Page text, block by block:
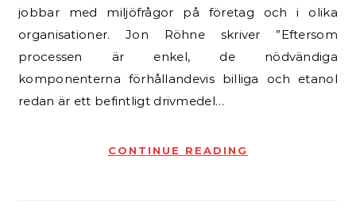
jobbar med miljöfrågor på företag och i olika
organisationer. Jon Röhne skriver ”Eftersom
processen är enkel, de nödvändiga
komponenterna förhållandevis billiga och etanol
redan är ett befintligt drivmedel…
CONTINUE READING